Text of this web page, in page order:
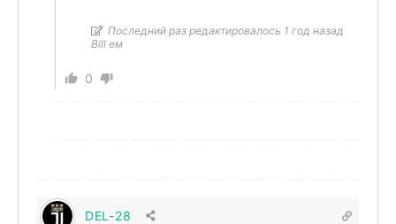
Последний раз редактировалось 1 год назад
Bill ем
0
DEL-28